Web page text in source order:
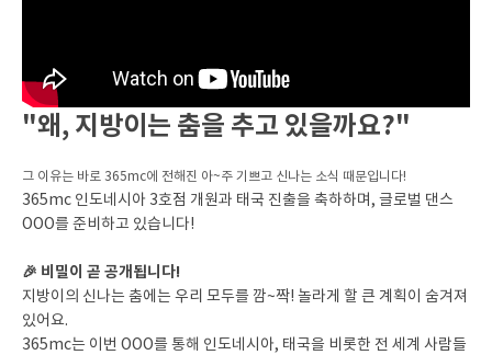
"왜, 지방이는 춤을 추고 있을까요?"
그 이유는 바로 365mc에 전해진 아~주 기쁘고 신나는 소식 때문입니다!
365mc 인도네시아 3호점 개원과 태국 진출을 축하하며, 글로벌 댄스
OOO를 준비하고 있습니다!
🎉 비밀이 곧 공개됩니다!
지방이의 신나는 춤에는 우리 모두를 깜~짝! 놀라게 할 큰 계획이 숨겨져
있어요.
365mc는 이번 OOO를 통해 인도네시아, 태국을 비롯한 전 세계 사람들